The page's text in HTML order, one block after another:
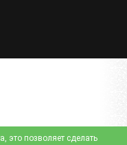
это позволяет сделать